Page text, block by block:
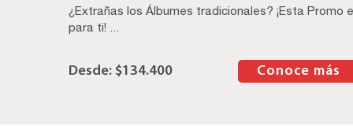
¿Extrañas los Álbumes tradicionales? ¡Esta Promo
para ti! ...
$134.400 Conoce más